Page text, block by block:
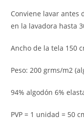
Conviene lavar antes
en la lavadora hasta
Ancho de la tela 150
Peso: 200 grms/m2
94% algodón 6%
PVP = 1 unidad = 50